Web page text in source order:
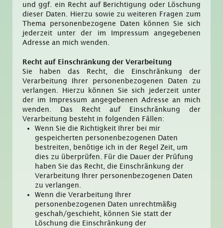
und ggf. ein Recht auf Berichtigung oder Löschung
dieser Daten. Hierzu sowie zu weiteren Fragen zum
Thema personenbezogene Daten können Sie sich
jederzeit unter der im Impressum angegebenen
Adresse an mich wenden.
Recht auf Einschränkung der Verarbeitung
Sie haben das Recht, die Einschränkung der
Verarbeitung Ihrer personenbezogenen Daten zu
verlangen. Hierzu können Sie sich jederzeit unter
der im Impressum angegebenen Adresse an mich
wenden. Das Recht auf Einschränkung der
Verarbeitung besteht in folgenden Fällen:
Wenn Sie die Richtigkeit Ihrer bei mir
gespeicherten personenbezogenen Daten
bestreiten, benötige ich in der Regel Zeit, um
dies zu überprüfen. Für die Dauer der Prüfung
haben Sie das Recht, die Einschränkung der
Verarbeitung Ihrer personenbezogenen Daten
zu verlangen.
Wenn die Verarbeitung Ihrer
personenbezogenen Daten unrechtmäßig
geschah/geschieht, können Sie statt der
Löschung die Einschränkung der